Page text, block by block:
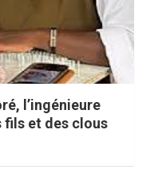
l’ingénieure
fils et des clous